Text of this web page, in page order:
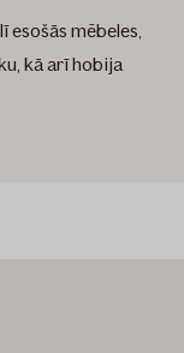
mēbeles,
kā arī hobija